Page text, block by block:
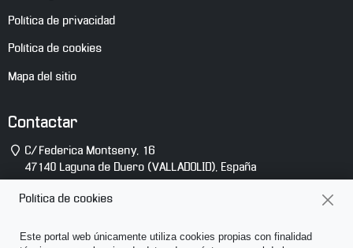
Política de privacidad
Política de cookies
Mapa del sitio
Contactar
Dirección
C/ Federica Montseny, 16
47140 Laguna de Duero (VALLADOLID), España
Teléfono
(+34) 983 10 14 81
mail
Política de cookies
Este portal web únicamente utiliza cookies propias con finalidad